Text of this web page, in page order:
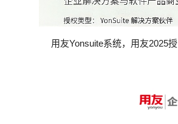
用友Yonsuite系统，用友2025授